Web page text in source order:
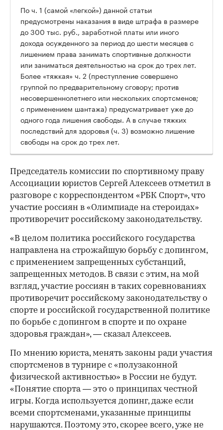
По ч. 1 (самой «легкой») данной статьи
предусмотрены наказания в виде штрафа в размере
до 300 тыс. руб., заработной платы или иного
дохода осужденного за период до шести месяцев с
лишением права занимать спортивные должности
или заниматься деятельностью на срок до трех лет.
Более «тяжкая» ч. 2 (преступление совершено
группой по предварительному сговору; против
несовершеннолетнего или нескольких спортсменов;
с применением шантажа) предусматривает уже до
одного года лишения свободы. А в случае тяжких
последствий для здоровья (ч. 3) возможно лишение
свободы на срок до трех лет.
Председатель комиссии по спортивному праву
Ассоциации юристов Сергей Алексеев отметил в
разговоре с корреспондентом «РБК Спорт», что
участие россиян в «Олимпиаде на стероидах»
противоречит российскому законодательству.
«В целом политика российского государства
направлена на строжайшую борьбу с допингом,
с применением запрещенных субстанций,
запрещенных методов. В связи с этим, на мой
взгляд, участие россиян в таких соревнованиях
противоречит российскому законодательству о
спорте и российской государственной политике
по борьбе с допингом в спорте и по охране
здоровья граждан», — сказал Алексеев.
По мнению юриста, менять законы ради участия
спортсменов в турнире с «полузаконной
физической активностью» в России не будут.
«Понятие спорта — это о принципах честной
игры. Когда используется допинг, даже если
всеми спортсменами, указанные принципы
нарушаются. Поэтому это, скорее всего, уже не